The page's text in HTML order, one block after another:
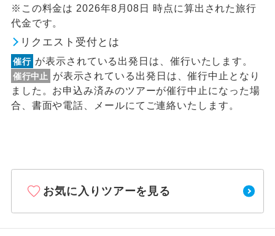
※この料金は 2026年8月08日 時点に算出された旅行
代金です。
リクエスト受付とは
催行 が表示されている出発日は、催行いたします。
催行中止
が表示されている出発日は、催行中止となり
ました。お申込み済みのツアーが催行中止になった場
合、書面や電話、メールにてご連絡いたします。
お気に入りツアーを見る